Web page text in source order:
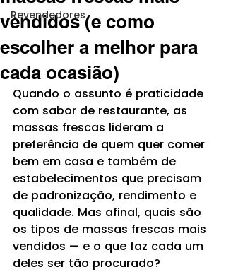
Revendedores
vendidos (e como
escolher a melhor para
cada ocasião)
Quando o assunto é praticidade
com sabor de restaurante, as
massas frescas lideram a
preferência de quem quer comer
bem em casa e também de
estabelecimentos que precisam
de padronização, rendimento e
qualidade. Mas afinal, quais são
os tipos de massas frescas mais
vendidos — e o que faz cada um
deles ser tão procurado?